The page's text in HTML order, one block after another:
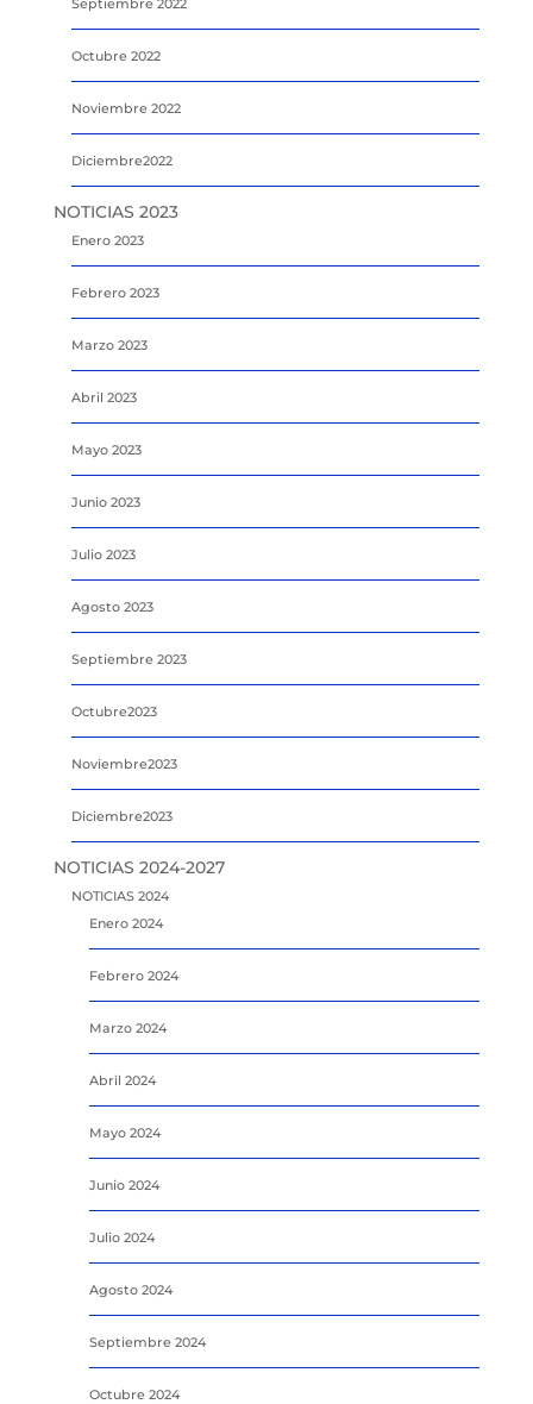
Septiembre 2022
Octubre 2022
Noviembre 2022
Diciembre2022
NOTICIAS 2023
Enero 2023
Febrero 2023
Marzo 2023
Abril 2023
Mayo 2023
Junio 2023
Julio 2023
Agosto 2023
Septiembre 2023
Octubre2023
Noviembre2023
Diciembre2023
NOTICIAS 2024-2027
NOTICIAS 2024
Enero 2024
Febrero 2024
Marzo 2024
Abril 2024
Mayo 2024
Junio 2024
Julio 2024
Agosto 2024
Septiembre 2024
Octubre 2024